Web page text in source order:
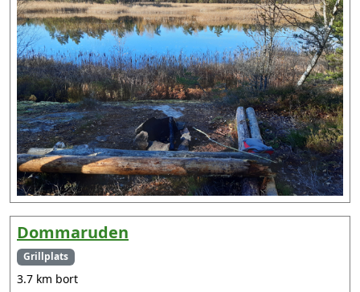
Dommaruden
Grillplats
3.7 km bort